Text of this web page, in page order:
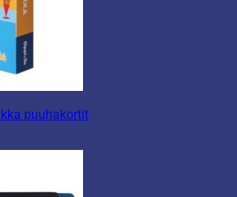
puuhakortit